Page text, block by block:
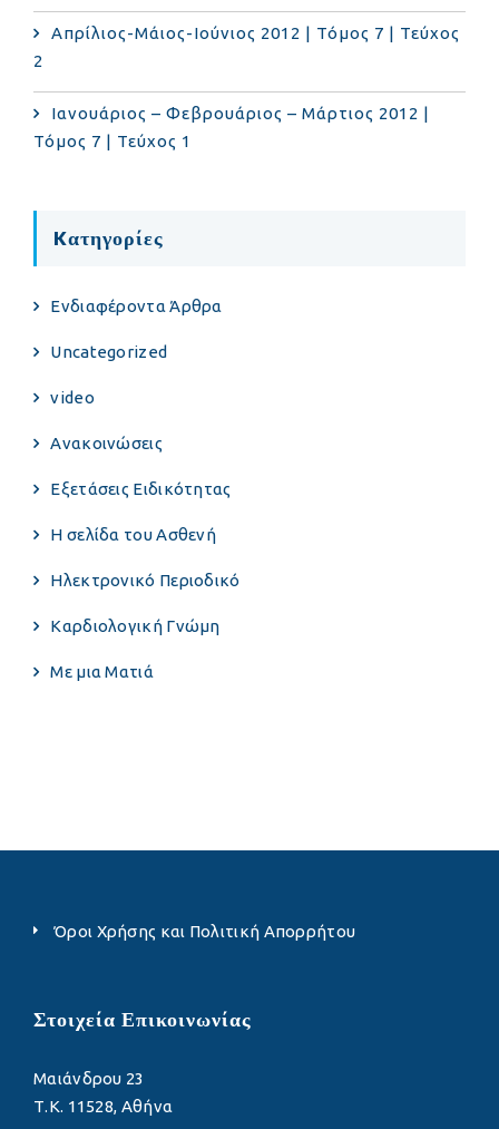
Απρίλιος-Μάιος-Ιούνιος 2012 | Τόμος 7 | Τεύχος
2
Ιανουάριος – Φεβρουάριος – Μάρτιος 2012 |
Τόμος 7 | Τεύχος 1
Kατηγορίες
Eνδιαφέροντα Άρθρα
Uncategorized
video
Ανακοινώσεις
Εξετάσεις Ειδικότητας
Η σελίδα του Ασθενή
Ηλεκτρονικό Περιοδικό
Καρδιολογική Γνώμη
Με μια Ματιά
Όροι Χρήσης και Πολιτική Απορρήτου
Στοιχεία Επικοινωνίας
Μαιάνδρου 23
Τ.Κ. 11528, Αθήνα